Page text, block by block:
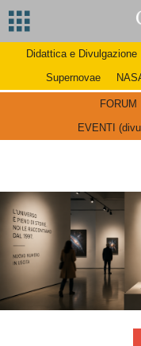
Didattica e Divulgazione
Supernovae
FORUM
EVENTI